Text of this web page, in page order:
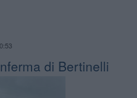
di Bertinelli